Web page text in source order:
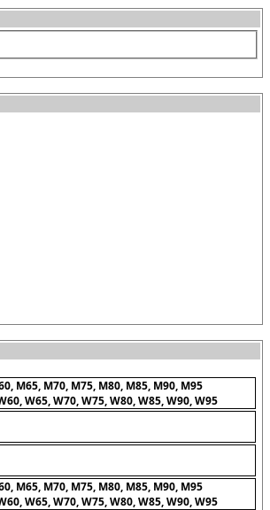
M65, M70, M75, M80, M85, M90, M95
W65, W70, W75, W80, W85, W90, W95
M65, M70, M75, M80, M85, M90, M95
W65, W70, W75, W80, W85, W90, W95